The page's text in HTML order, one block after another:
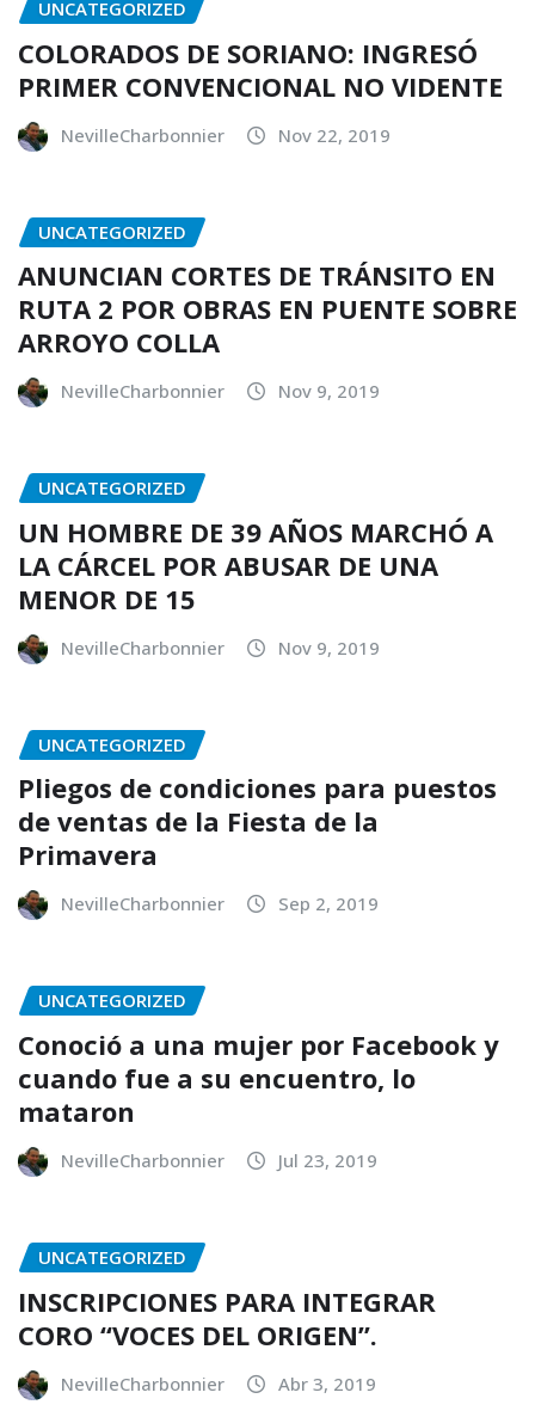
UNCATEGORIZED
COLORADOS DE SORIANO: INGRESÓ
PRIMER CONVENCIONAL NO VIDENTE
NevilleCharbonnier Nov 22, 2019
UNCATEGORIZED
ANUNCIAN CORTES DE TRÁNSITO EN
RUTA 2 POR OBRAS EN PUENTE SOBRE
ARROYO COLLA
NevilleCharbonnier Nov 9, 2019
UNCATEGORIZED
UN HOMBRE DE 39 AÑOS MARCHÓ A
LA CÁRCEL POR ABUSAR DE UNA
MENOR DE 15
NevilleCharbonnier Nov 9, 2019
UNCATEGORIZED
Pliegos de condiciones para puestos
de ventas de la Fiesta de la
Primavera
NevilleCharbonnier Sep 2, 2019
UNCATEGORIZED
Conoció a una mujer por Facebook y
cuando fue a su encuentro, lo
mataron
NevilleCharbonnier Jul 23, 2019
UNCATEGORIZED
INSCRIPCIONES PARA INTEGRAR
CORO “VOCES DEL ORIGEN”.
NevilleCharbonnier Abr 3, 2019